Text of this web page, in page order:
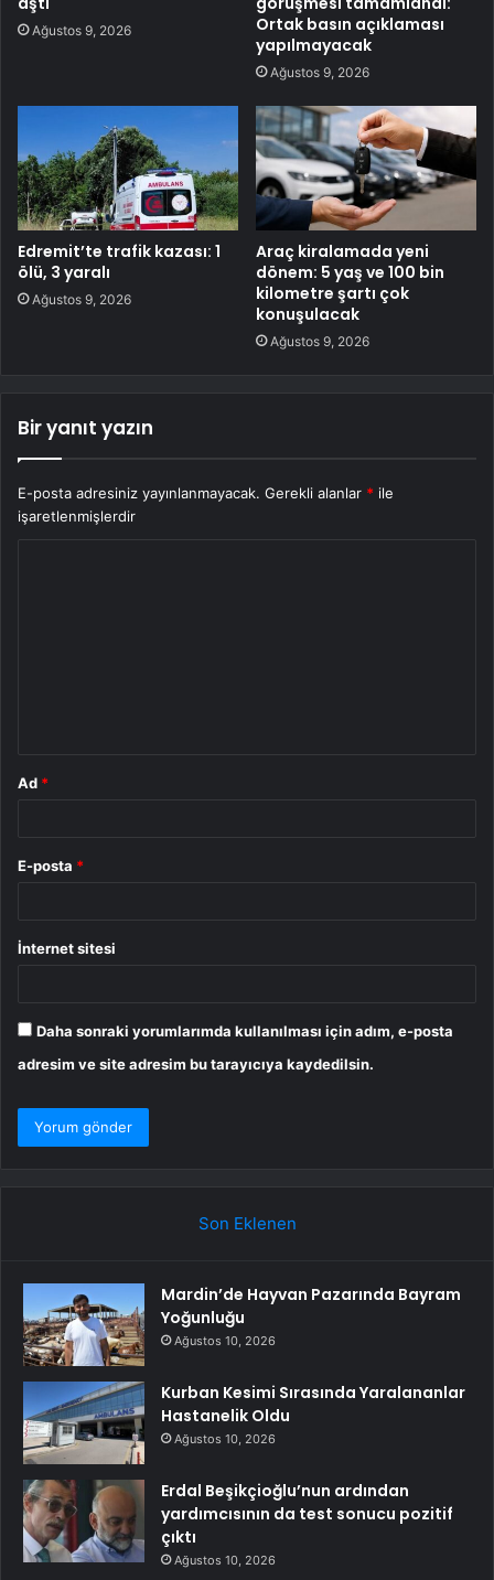
Ağustos 9, 2026
Ortak basın açıklaması
yapılmayacak
Ağustos 9, 2026
Edremit’te trafik kazası: 1
ölü, 3 yaralı
Ağustos 9, 2026
Araç kiralamada yeni
dönem: 5 yaş ve 100 bin
kilometre şartı çok
konuşulacak
Ağustos 9, 2026
Bir yanıt yazın
E-posta adresiniz yayınlanmayacak. Gerekli alanlar * ile
işaretlenmişlerdir
Ad *
E-posta *
İnternet sitesi
Daha sonraki yorumlarımda kullanılması için adım, e-posta
adresim ve site adresim bu tarayıcıya kaydedilsin.
Son Eklenen
Mardin’de Hayvan Pazarında Bayram
Yoğunluğu
Ağustos 10, 2026
Kurban Kesimi Sırasında Yaralananlar
Hastanelik Oldu
Ağustos 10, 2026
Erdal Beşikçioğlu’nun ardından
yardımcısının da test sonucu pozitif
çıktı
Ağustos 10, 2026